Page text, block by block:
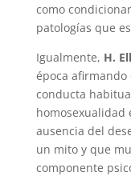
como
patologías que
Igualmente, H.
época afirmando
conducta
homosexualidad
ausencia del
un mito y que
componente